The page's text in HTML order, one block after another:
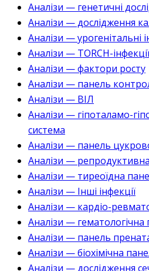
Аналізи — генетичні
Аналізи — дослідження
Аналізи — урогенітальні
Аналізи — TORCH-інфекції
Аналізи — фактори росту
Аналізи — панель
Аналізи — ВІЛ
Аналізи — гіпоталамо-
система
Аналізи — панель
Аналізи —
Аналізи — тиреоїдна
Аналізи — Інші інфекції
Аналізи — кардіо-
Аналізи — гематологічна
Аналізи — панель
Аналізи — біохімічна
Аналізи — дослідження